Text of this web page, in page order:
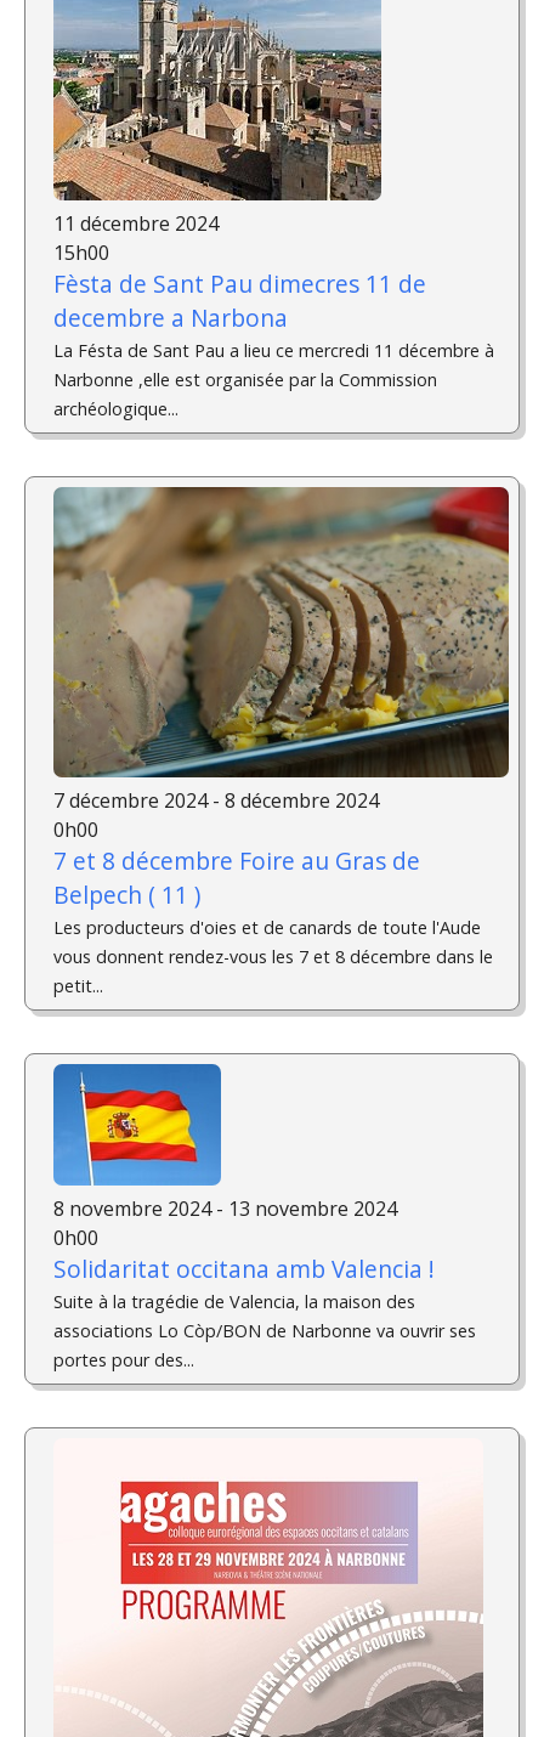
11 décembre 2024
15h00
Fèsta de Sant Pau dimecres 11 de
decembre a Narbona
La Fésta de Sant Pau a lieu ce mercredi 11 décembre à
Narbonne ,elle est organisée par la Commission
archéologique...
7 décembre 2024 - 8 décembre 2024
0h00
7 et 8 décembre Foire au Gras de
Belpech ( 11 )
Les producteurs d'oies et de canards de toute l'Aude
vous donnent rendez-vous les 7 et 8 décembre dans le
petit...
8 novembre 2024 - 13 novembre 2024
0h00
Solidaritat occitana amb Valencia !
Suite à la tragédie de Valencia, la maison des
associations Lo Còp/BON de Narbonne va ouvrir ses
portes pour des...